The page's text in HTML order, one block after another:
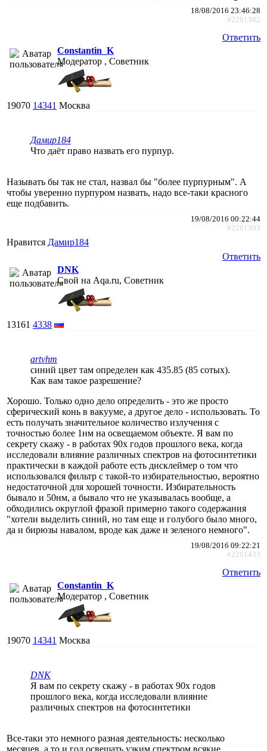
18/08/2016 23:46:28
#2261382
Ответить
Constantin_K
Модератор , Советник
19070 14341 Москва
Дамир184
Что даёт право назвать его пурпур.
Называть бы так не стал, назвал бы "более пурпурным". А
чтобы уверенно пурпуром назвать, надо все-таки красного
еще подбавить.
19/08/2016 00:22:44
#2261393
Нравится Дамир184
Ответить
DNK
Свой на Aqa.ru, Советник
13161 4338
artvhm
синий цвет там определен как 435.85 (85 сотых).
Как вам такое разрешение?
Хорошо. Только одно дело определить - это же просто
сферический конь в вакууме, а другое дело - использовать. То
есть получать значительное количество излучения с
точностью более 1нм на освещаемом объекте. Я вам по
секрету скажу - в работах 90х годов прошлого века, когда
исследовали влияние различных спектров на фотосинтетики
практически в каждой работе есть дисклеймер о том что
использовался фильтр с такой-то избирательностью, вероятно
недостаточной для хорошей точности. Избирательность
бывало и 50нм, а бывало что не указывалась вообще, а
обходились округлой фразой примерно такого содержания
"хотели выделить синий, но там еще и голубого было много,
да и бирюзы навалом, вроде как даже и зеленого немного".
19/08/2016 09:22:21
#2261433
Ответить
Constantin_K
Модератор , Советник
19070 14341 Москва
DNK
Я вам по секрету скажу - в работах 90х годов
прошлого века, когда исследовали влияние
различных спектров на фотосинтетики
Все-таки это немного разная деятельность: несколько
месяцев, а то и год освещать узким спектром всякие